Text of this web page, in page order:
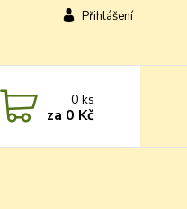
Přihlášení
0ks
za 0 Kč